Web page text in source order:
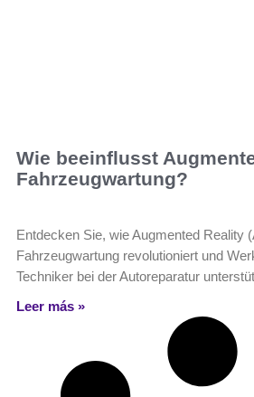
Wie beeinflusst
Fahrzeugwartung?
Entdecken Sie, wie Augmented Reality
Fahrzeugwartung revolutioniert und
Techniker bei der Autoreparatur
Leer más »